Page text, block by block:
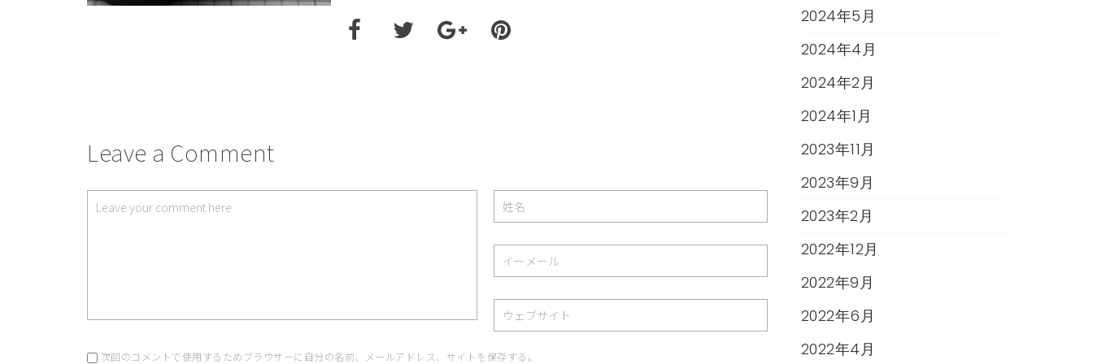
Leave a Comment
次回のコメントで使用するためブラウザーに自分の名前、メールアドレス、サイトを保存する。
2024年5月
2024年4月
2024年2月
2024年1月
2023年11月
2023年9月
2023年2月
2022年12月
2022年9月
2022年6月
2022年4月